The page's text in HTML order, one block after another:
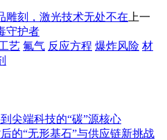
雕刻，激光技术无处不在 上一
守护者
艺 氟气 反应方程 爆炸风险 材
尖端科技的“碳”源核心
的“无形基石”与供应链新挑战